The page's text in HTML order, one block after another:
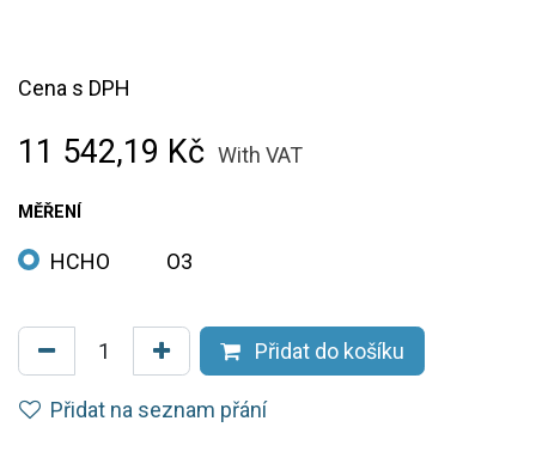
Cena s DPH
11 542,19 Kč With VAT
MĚŘENÍ
HCHO O3
Přidat do košíku
Přidat na seznam přání